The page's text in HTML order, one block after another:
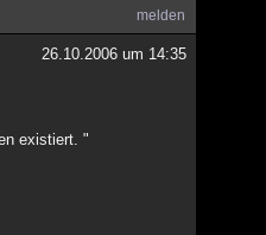
melden
26.10.2006 um 14:35
existiert. "